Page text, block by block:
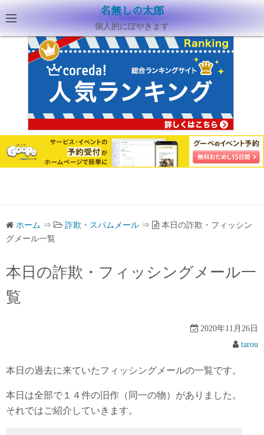
名無しの太郎
個人的にぼやきます
ホーム ⇒ 詐欺・スパムメール ⇒
本日の詐欺・フィッシン
グメール一覧
本日の詐欺・フィッシングメール一
覧
2020年11月26日
tarou
本日の過去に来ていたフィッシングメールの一覧です。
本日は全部で１４件の旧作（同一の物）がありました。
それではご紹介していきます。